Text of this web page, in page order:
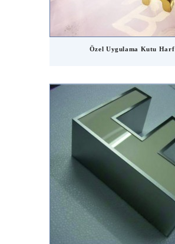
Özel Uygulama Kutu Harf